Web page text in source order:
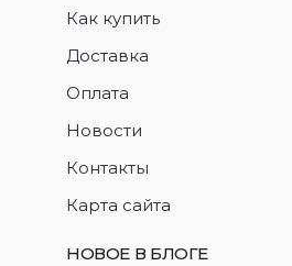
Как купить
Доставка
Оплата
Новости
Контакты
Карта сайта
НОВОЕ В БЛОГЕ